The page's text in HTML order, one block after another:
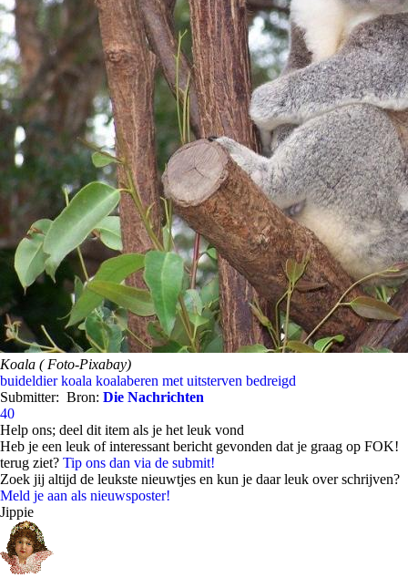
Koala ( Foto-Pixabay)
buideldier koala koalaberen met uitsterven bedreigd
Submitter: Bron: Die Nachrichten
40
Help ons; deel dit item als je het leuk vond
Heb je een leuk of interessant bericht gevonden dat je graag op FOK!
terug ziet? Tip ons dan via de submit!
Zoek jij altijd de leukste nieuwtjes en kun je daar leuk over schrijven?
Meld je aan als nieuwsposter!
Jippie